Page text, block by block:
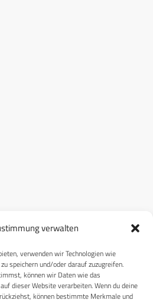
verwalten
verwenden wir Technologien wie
speichern und/oder darauf zuzugreifen.
können wir Daten wie das
dieser Website verarbeiten. Wenn du deine
können bestimmte Merkmale und